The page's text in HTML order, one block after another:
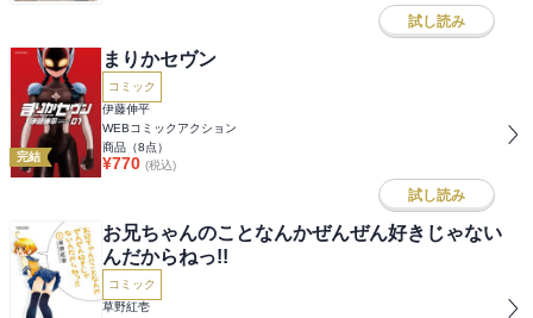
試し読み
完結
まりかセヴン
コミック
伊藤伸平
WEBコミックアクション
商品（8点）
¥770 (税込)
試し読み
お兄ちゃんのことなんかぜんぜん好きじゃない
んだからねっ!!
コミック
草野紅壱